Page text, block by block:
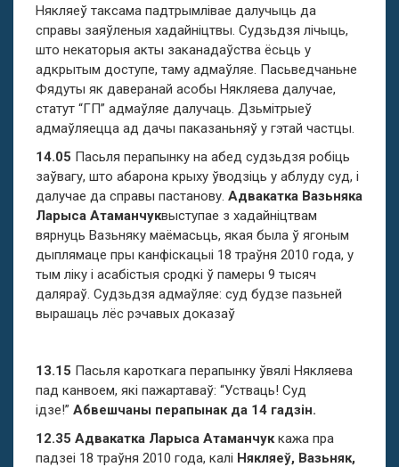
Някляеў таксама падтрымлівае далучыць да
справы заяўленыя хадайніцтвы. Судзьдзя лічыць,
што некаторыя акты заканадаўства ёсьць у
адкрытым доступе, таму адмаўляе. Пасьведчаньне
Фядуты як даверанай асобы Някляева далучае,
статут “ГП” адмаўляе далучаць. Дзьмітрыеў
адмаўляецца ад дачы паказаньняў у гэтай частцы.
14.05 Пасьля перапынку на абед судзьдзя робіць
заўвагу, што абарона крыху ўводзіць у аблуду суд, і
далучае да справы пастанову. Адвакатка Вазьняка
Ларыса Атаманчуквыступае з хадайніцтвам
вярнуць Вазьняку маёмасьць, якая была ў ягоным
дыплямаце пры канфіскацыі 18 траўня 2010 года, у
тым ліку і асабістыя сродкі ў памеры 9 тысяч
даляраў. Судзьдзя адмаўляе: суд будзе пазьней
вырашаць лёс рэчавых доказаў
13.15 Пасьля кароткага перапынку ўвялі Някляева
пад канвоем, які пажартаваў: “Устваць! Суд
ідзе!” Абвешчаны перапынак да 14 гадзін.
12.35 Адвакатка Ларыса Атаманчуккажа пра
падзеі 18 траўня 2010 года, калі Някляеў, Вазьняк,